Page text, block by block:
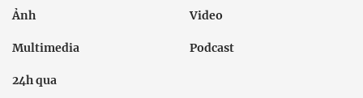
Ảnh Video
Multimedia Podcast
24h qua